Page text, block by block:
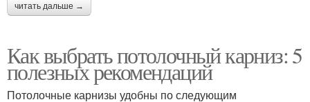
читать дальше →
Как выбрать потолочный карниз: 5
полезных рекомендаций
Потолочные карнизы удобны по следующим